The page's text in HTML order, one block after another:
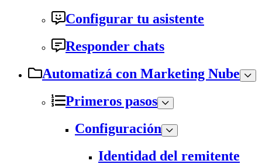
Configurar tu asistente
Responder chats
Automatizá con Marketing Nube
Primeros pasos
Configuración
Identidad del remitente